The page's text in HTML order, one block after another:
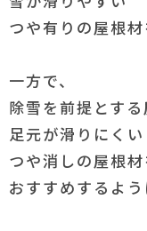
つや有りの屋根材
一方で、
除雪を前提とす
足元が滑りにくい
つや消しの屋根材
おすすめするよう